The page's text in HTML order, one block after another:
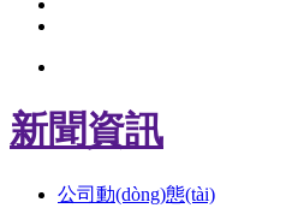
新聞資訊
公司動(dòng)態(tài)